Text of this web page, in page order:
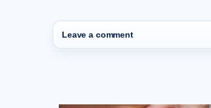
Leave a comment